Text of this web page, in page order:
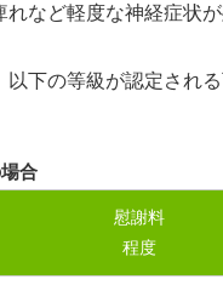
れなど軽度な神経症状
以下の等級が認定され
合
慰謝料
程度